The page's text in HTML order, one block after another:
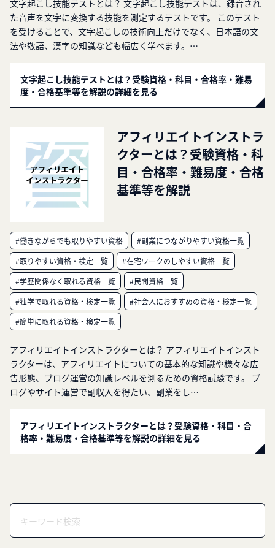
文字起こし技能テストとは？ 文字起こし技能テストは、録音され
た音声を文字に変換する技能を測定するテストです。 このテスト
を受けることで、文字起こしの技術向上だけでなく、日本語の文
法や敬語、漢字の知識なども幅広く学べます。…
文字起こし技能テストとは？受験資格・科目・合格率・難易
度・合格基準等を解説の詳細を見る
アフィリエイトインストラ
クターとは？受験資格・科
目・合格率・難易度・合格
基準等を解説
#働きながらでも取りやすい資格
#副業につながりやすい資格一覧
#取りやすい資格・検定一覧
#在宅ワークのしやすい資格一覧
#学歴関係なく取れる資格一覧
#民間資格一覧
#独学で取れる資格・検定一覧
#社会人におすすめの資格・検定一覧
#簡単に取れる資格・検定一覧
アフィリエイトインストラクターとは？ アフィリエイトインスト
ラクターは、アフィリエイトについての基本的な知識や様々な広
告形態、ブログ運営の知識レベルを測るための資格試験です。 ブ
ログやサイト運営で副収入を得たい、副業をし…
アフィリエイトインストラクターとは？受験資格・科目・合
格率・難易度・合格基準等を解説の詳細を見る